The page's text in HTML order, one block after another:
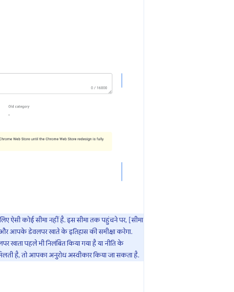
ऐसी कोई सीमा नहीं है. इस सीमा तक पहुंचने पर, [सीमा
आपके डेवलपर खाते के इतिहास की समीक्षा करेगा.
पहले भी निलंबित किया गया है या नीति के
है, तो आपका अनुरोध अस्वीकार किया जा सकता है.